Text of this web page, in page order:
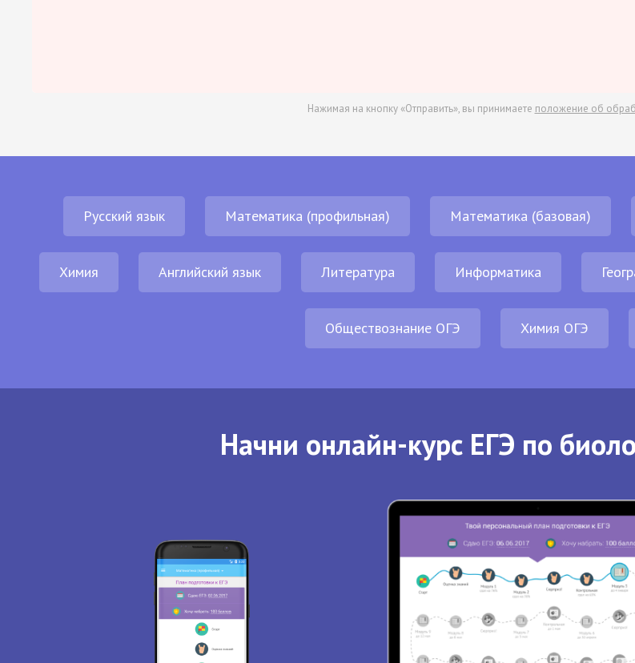
Нажимая на кнопку «Отправить», вы принимаете положение об
Русский язык Математика (профильная) Математика (базовая)
Химия Английский язык Литература Информатика
Обществознание ОГЭ Химия ОГЭ
Начни онлайн-курс ЕГЭ по